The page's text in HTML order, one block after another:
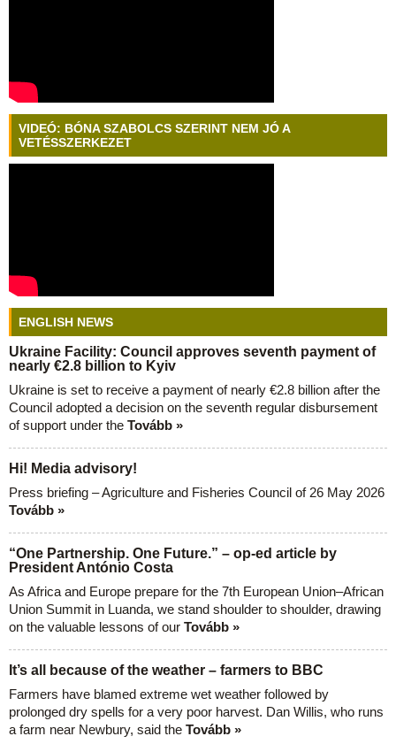
VIDEÓ: BÓNA SZABOLCS SZERINT NEM JÓ A
VETÉSSZERKEZET
ENGLISH NEWS
Ukraine Facility: Council approves seventh payment of
nearly €2.8 billion to Kyiv
Ukraine is set to receive a payment of nearly €2.8 billion after the
Council adopted a decision on the seventh regular disbursement
of support under the Tovább »
Hi! Media advisory!
Press briefing – Agriculture and Fisheries Council of 26 May 2026
Tovább »
“One Partnership. One Future.” – op-ed article by
President António Costa
As Africa and Europe prepare for the 7th European Union–African
Union Summit in Luanda, we stand shoulder to shoulder, drawing
on the valuable lessons of our Tovább »
It’s all because of the weather – farmers to BBC
Farmers have blamed extreme wet weather followed by
prolonged dry spells for a very poor harvest. Dan Willis, who runs
a farm near Newbury, said the Tovább »